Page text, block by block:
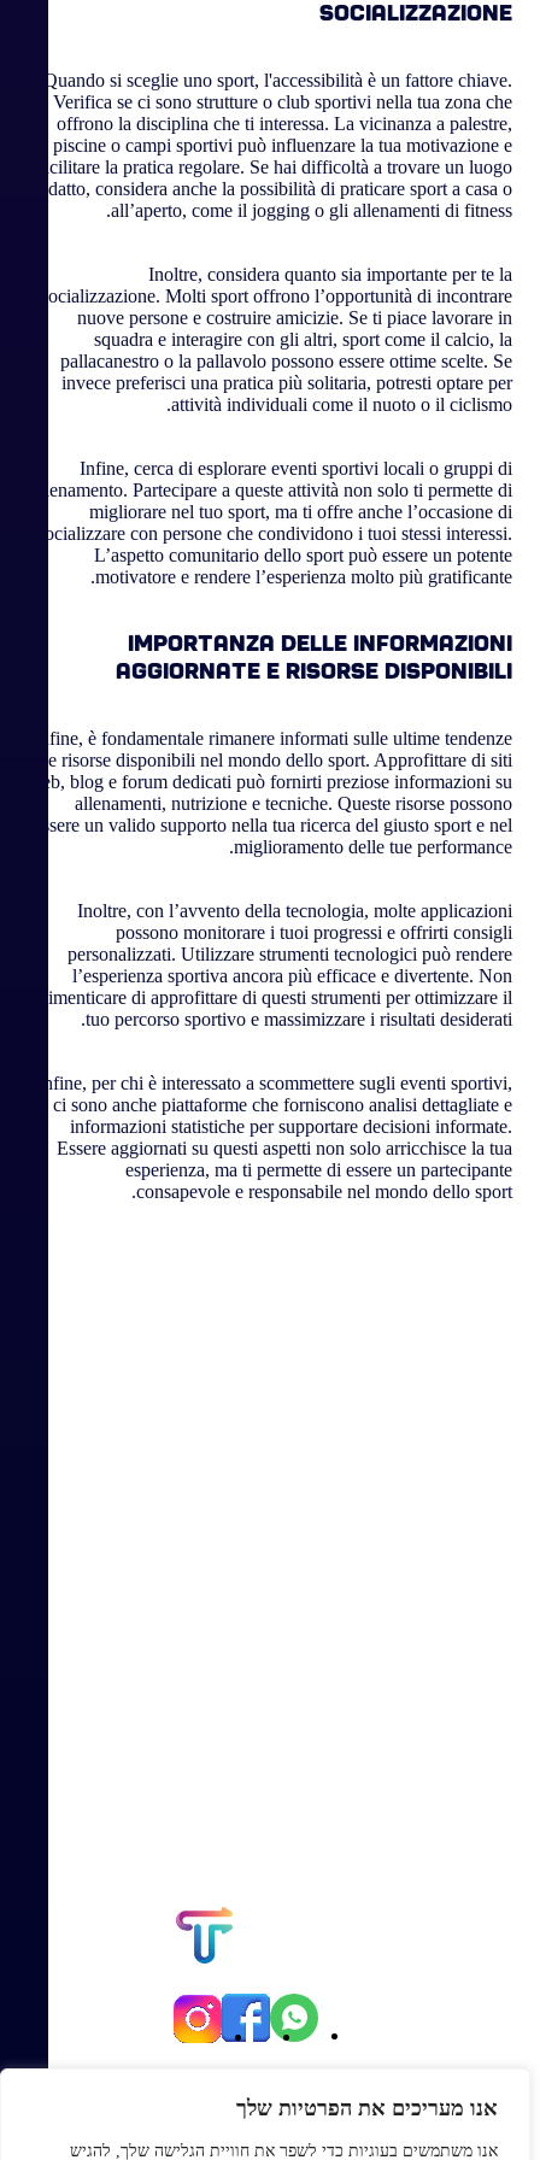
אנו מעריכים את הפרטיות שלך
אנו משתמשים בעוגיות כדי לשפר את חוויית הגלישה שלך, להגיש
socializzazione
Quando si sceglie uno sport, l'accessibilità è un fattore chiave.
Verifica se ci sono strutture o club sportivi nella tua zona che
offrono la disciplina che ti interessa. La vicinanza a palestre,
piscine o campi sportivi può influenzare la tua motivazione e
facilitare la pratica regolare. Se hai difficoltà a trovare un luogo
adatto, considera anche la possibilità di praticare sport a casa o
all’aperto, come il jogging o gli allenamenti di fitness.
Inoltre, considera quanto sia importante per te la
socializzazione. Molti sport offrono l’opportunità di incontrare
nuove persone e costruire amicizie. Se ti piace lavorare in
squadra e interagire con gli altri, sport come il calcio, la
pallacanestro o la pallavolo possono essere ottime scelte. Se
invece preferisci una pratica più solitaria, potresti optare per
attività individuali come il nuoto o il ciclismo.
Infine, cerca di esplorare eventi sportivi locali o gruppi di
allenamento. Partecipare a queste attività non solo ti permette di
migliorare nel tuo sport, ma ti offre anche l’occasione di
socializzare con persone che condividono i tuoi stessi interessi.
L’aspetto comunitario dello sport può essere un potente
motivatore e rendere l’esperienza molto più gratificante.
Importanza delle informazioni
aggiornate e risorse disponibili
Infine, è fondamentale rimanere informati sulle ultime tendenze
e risorse disponibili nel mondo dello sport. Approfittare di siti
web, blog e forum dedicati può fornirti preziose informazioni su
allenamenti, nutrizione e tecniche. Queste risorse possono
essere un valido supporto nella tua ricerca del giusto sport e nel
miglioramento delle tue performance.
Inoltre, con l’avvento della tecnologia, molte applicazioni
possono monitorare i tuoi progressi e offrirti consigli
personalizzati. Utilizzare strumenti tecnologici può rendere
l’esperienza sportiva ancora più efficace e divertente. Non
dimenticare di approfittare di questi strumenti per ottimizzare il
tuo percorso sportivo e massimizzare i risultati desiderati.
Infine, per chi è interessato a scommettere sugli eventi sportivi,
ci sono anche piattaforme che forniscono analisi dettagliate e
informazioni statistiche per supportare decisioni informate.
Essere aggiornati su questi aspetti non solo arricchisce la tua
esperienza, ma ti permette di essere un partecipante
consapevole e responsabile nel mondo dello sport.
Office@topmexp.co.il